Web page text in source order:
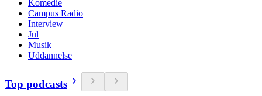
Komedie
Campus Radio
Interview
Jul
Musik
Uddannelse
Top podcasts